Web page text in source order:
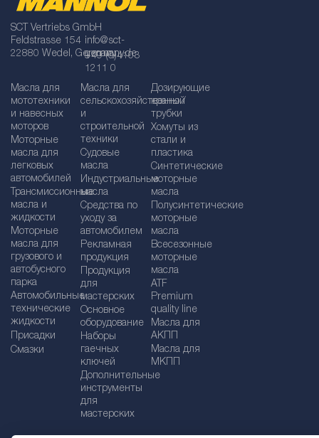
SCT Vertriebs GmbH
Feldstrasse 154
22880 Wedel, Germany
info@sct-
germany.de
+49 (0)4103
1211 0
Масла для
мототехники
и навесных
моторов
Моторные
масла для
легковых
автомобилей
Трансмиссионные
масла и
жидкости
Моторные
масла для
грузового и
автобусного
парка
Автомобильные
технические
жидкости
Присадки
Смазки
Масла для
сельскохозяйственной
и
строительной
техники
Судовые
масла
Индустриальные
масла
Средства по
уходу за
автомобилем
Рекламная
продукция
Продукция
для
мастерских
Основное
оборудование
Наборы
гаечных
ключей
Дополнительные
инструменты
для
мастерских
Дозирующие
краны /
трубки
Хомуты из
стали и
пластика
Синтетические
моторные
масла
Полусинтетические
моторные
масла
Bсесезонные
моторные
масла
ATF
Premium
quality line
Масла для
АКПП
Масла для
МКПП